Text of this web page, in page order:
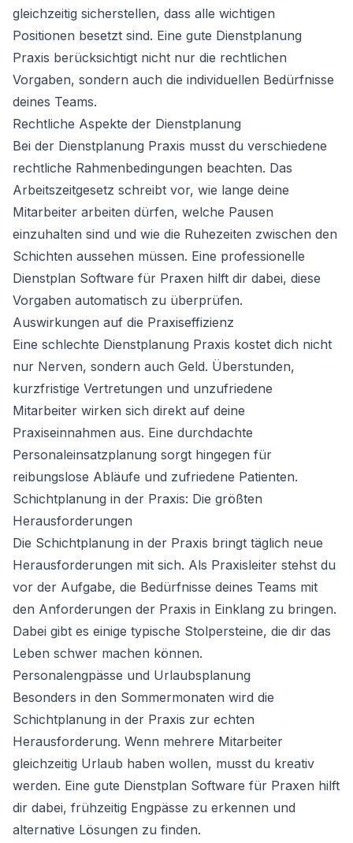
gleichzeitig sicherstellen, dass alle wichtigen
Positionen besetzt sind. Eine gute Dienstplanung
Praxis berücksichtigt nicht nur die rechtlichen
Vorgaben, sondern auch die individuellen Bedürfnisse
deines Teams.
Rechtliche Aspekte der Dienstplanung
Bei der Dienstplanung Praxis musst du verschiedene
rechtliche Rahmenbedingungen beachten. Das
Arbeitszeitgesetz schreibt vor, wie lange deine
Mitarbeiter arbeiten dürfen, welche Pausen
einzuhalten sind und wie die Ruhezeiten zwischen den
Schichten aussehen müssen. Eine professionelle
Dienstplan Software für Praxen hilft dir dabei, diese
Vorgaben automatisch zu überprüfen.
Auswirkungen auf die Praxiseffizienz
Eine schlechte Dienstplanung Praxis kostet dich nicht
nur Nerven, sondern auch Geld. Überstunden,
kurzfristige Vertretungen und unzufriedene
Mitarbeiter wirken sich direkt auf deine
Praxiseinnahmen aus. Eine durchdachte
Personaleinsatzplanung sorgt hingegen für
reibungslose Abläufe und zufriedene Patienten.
Schichtplanung in der Praxis: Die größten
Herausforderungen
Die Schichtplanung in der Praxis bringt täglich neue
Herausforderungen mit sich. Als Praxisleiter stehst du
vor der Aufgabe, die Bedürfnisse deines Teams mit
den Anforderungen der Praxis in Einklang zu bringen.
Dabei gibt es einige typische Stolpersteine, die dir das
Leben schwer machen können.
Personalengpässe und Urlaubsplanung
Besonders in den Sommermonaten wird die
Schichtplanung in der Praxis zur echten
Herausforderung. Wenn mehrere Mitarbeiter
gleichzeitig Urlaub haben wollen, musst du kreativ
werden. Eine gute Dienstplan Software für Praxen hilft
dir dabei, frühzeitig Engpässe zu erkennen und
alternative Lösungen zu finden.